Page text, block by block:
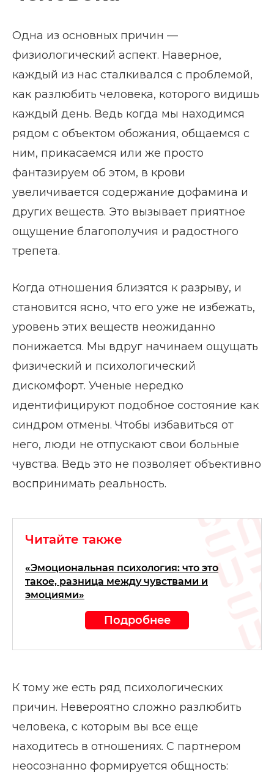
Одна из основных причин —
физиологический аспект. Наверное,
каждый из нас сталкивался с проблемой,
как разлюбить человека, которого видишь
каждый день. Ведь когда мы находимся
рядом с объектом обожания, общаемся с
ним, прикасаемся или же просто
фантазируем об этом, в крови
увеличивается содержание дофамина и
других веществ. Это вызывает приятное
ощущение благополучия и радостного
трепета.
Когда отношения близятся к разрыву, и
становится ясно, что его уже не избежать,
уровень этих веществ неожиданно
понижается. Мы вдруг начинаем ощущать
физический и психологический
дискомфорт. Ученые нередко
идентифицируют подобное состояние как
синдром отмены. Чтобы избавиться от
него, люди не отпускают свои больные
чувства. Ведь это не позволяет объективно
воспринимать реальность.
Читайте также
«Эмоциональная психология: что это
такое, разница между чувствами и
эмоциями»
Подробнее
К тому же есть ряд психологических
причин. Невероятно сложно разлюбить
человека, с которым вы все еще
находитесь в отношениях. С партнером
неосознанно формируется общность: